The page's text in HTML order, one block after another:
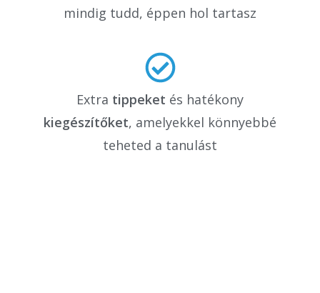
mindig tudd, éppen hol tartasz
Extra tippeket és hatékony
kiegészítőket, amelyekkel könnyebbé
teheted a tanulást